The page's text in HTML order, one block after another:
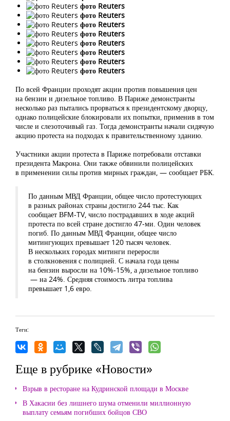
фото Reuters
фото Reuters
фото Reuters
фото Reuters
фото Reuters
фото Reuters
фото Reuters
фото Reuters
По всей Франции проходят акции против повышения цен
на бензин и дизельное топливо. В Париже демонстранты
несколько раз пытались прорваться к президентскому дворцу,
однако полицейские блокировали их попытки, применив в том
числе и слезоточивый газ. Тогда демонстранты начали сидячую
акцию протеста на подходах к правительственному зданию.
Участники акции протеста в Париже потребовали отставки
президента Макрона. Они также обвинили полицейских
в применении силы против мирных граждан, — сообщает РБК.
По данным МВД Франции, общее число протестующих
в разных районах страны достигло 244 тыс. Как
сообщает ВFM-TV, число пострадавших в ходе акций
протеста по всей стране достигло 47-ми. Один человек
погиб. По данным МВД Франции, общее число
митингующих превышает 120 тысяч человек.
В нескольких городах митинги переросли
в столкновения с полицией. С начала года цены
на бензин выросли на 10%-15%, а дизельное топливо
— на 24%. Средняя стоимость литра топлива
превышает 1,6 евро.
Теги:
Еще в рубрике «Новости»
Взрыв в ресторане на Кудринской площади в Москве
В Хакасии без лишнего шума отменили миллионную
выплату семьям погибших бойцов СВО